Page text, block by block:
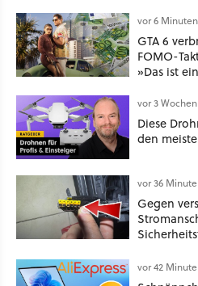
vor 6 Minuten
GTA 6
FOMO-
»Das ist
vor 3 Wochen
Diese
den
vor 36
Gegen
Verfügung
vor 42